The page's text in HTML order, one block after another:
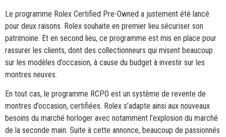
Le programme Rolex Certified Pre-Owned a justement été lancé
pour deux raisons. Rolex souhaite en premier lieu sécuriser son
patrimoine. Et en second lieu, ce programme est mis en place pour
rassurer les clients, dont des collectionneurs qui misent beaucoup
sur les modèles d’occasion, à cause du budget à investir sur les
montres neuves.
En tout cas, le programme RCPO est un système de revente de
montres d’occasion, certifiées. Rolex s’adapte ainsi aux nouveaux
besoins du marché horloger avec notamment l’explosion du marché
de la seconde main. Suite à cette annonce, beaucoup de passionnés